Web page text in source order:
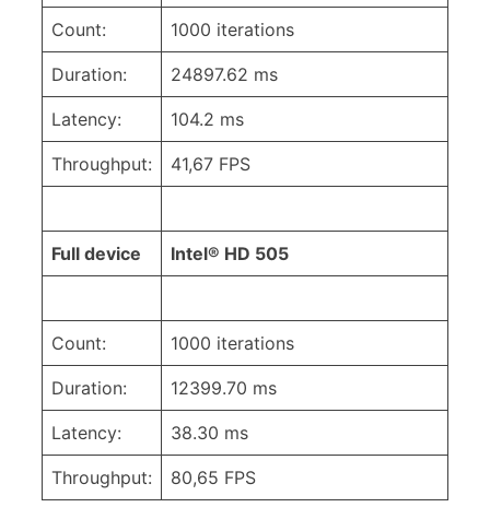
Count: 1000 iterations
Duration: 24897.62 ms
Latency: 104.2 ms
Throughput: 41,67 FPS
Full device Intel® HD 505
Count: 1000 iterations
Duration: 12399.70 ms
Latency: 38.30 ms
Throughput: 80,65 FPS